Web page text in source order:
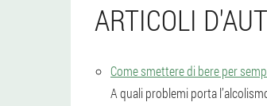
ARTICOLI
Come smettere di bere per
A quali problemi porta